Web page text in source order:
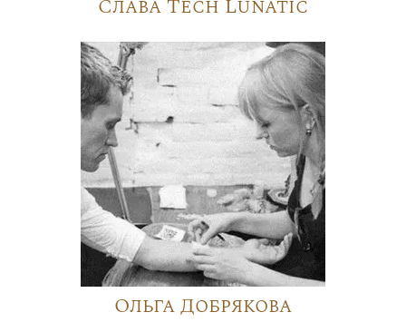
Слава Tech Lunatic
Ольга Добрякова